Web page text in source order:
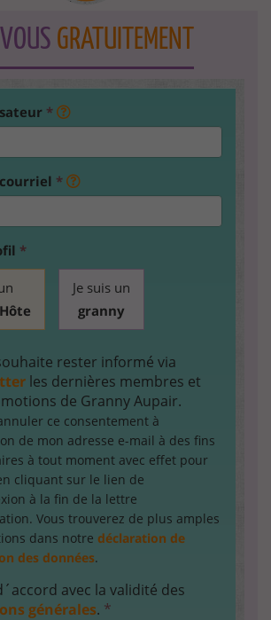
GRATUITEMENT
*
*
*
Je suis un
granny
rester informé via
les dernières membres et
de Granny Aupair.
ce consentement à
de mon adresse e-mail à des fins
à tout moment avec effet pour
cliquant sur le lien de
à la fin de la lettre
Vous trouverez de plus amples
dans notre déclaration de
des données.
avec la validité des
générales. *